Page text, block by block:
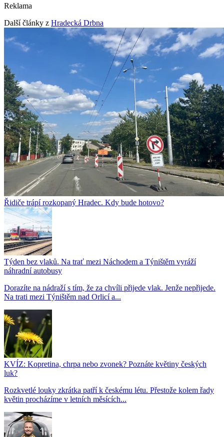
Reklama
Další články z Hradecká Drbna
Řidiče trápí rozkopaný Hradec. Kdy bude hotovo?
Týden bez vlaků. Na trať mezi Náchodem a Týništěm vyráží
náhradní autobusy
Dorazíte na nádraží s tím, že za chvíli přijede vlak. Jenže nepřijede.
Na trati mezi Týništěm nad Orlicí a...
KVÍZ: Kopretina, chrpa nebo zvonek? Poznáte květiny českých
luk?
Rozkvetlé louky zkrátka patří k českému létu. Přestože kolem řady
květin procházíme v letních měsících...